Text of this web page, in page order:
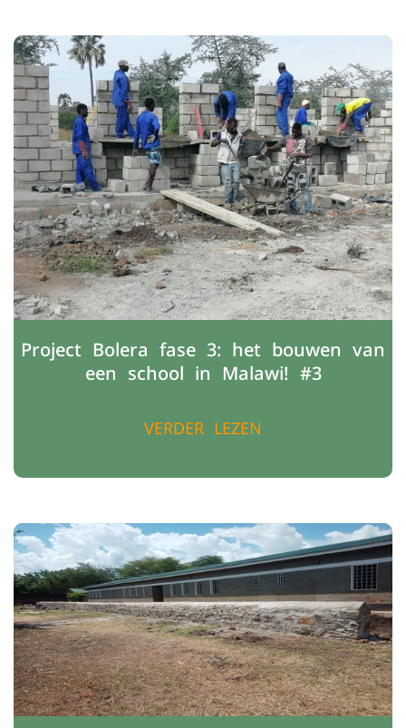
Project Bolera fase 3: het bouwen van
een school in Malawi! #3
VERDER LEZEN